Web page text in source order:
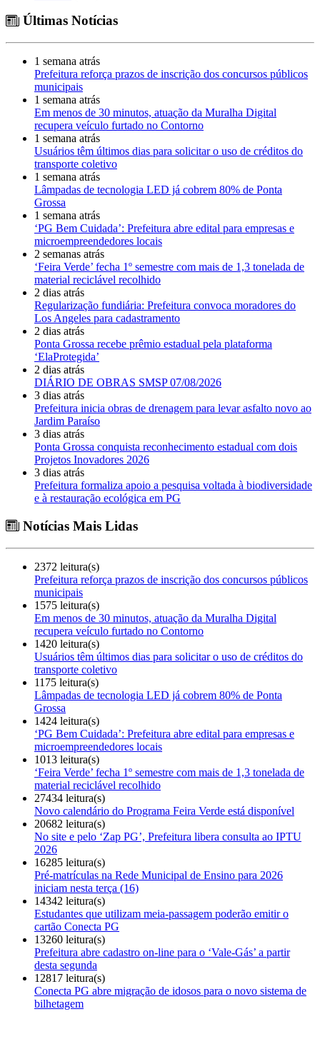
Últimas Notícias
1 semana atrás
Prefeitura reforça prazos de inscrição dos concursos públicos
municipais
1 semana atrás
Em menos de 30 minutos, atuação da Muralha Digital
recupera veículo furtado no Contorno
1 semana atrás
Usuários têm últimos dias para solicitar o uso de créditos do
transporte coletivo
1 semana atrás
Lâmpadas de tecnologia LED já cobrem 80% de Ponta
Grossa
1 semana atrás
‘PG Bem Cuidada’: Prefeitura abre edital para empresas e
microempreendedores locais
2 semanas atrás
‘Feira Verde’ fecha 1º semestre com mais de 1,3 tonelada de
material reciclável recolhido
2 dias atrás
Regularização fundiária: Prefeitura convoca moradores do
Los Angeles para cadastramento
2 dias atrás
Ponta Grossa recebe prêmio estadual pela plataforma
‘ElaProtegida’
2 dias atrás
DIÁRIO DE OBRAS SMSP 07/08/2026
3 dias atrás
Prefeitura inicia obras de drenagem para levar asfalto novo ao
Jardim Paraíso
3 dias atrás
Ponta Grossa conquista reconhecimento estadual com dois
Projetos Inovadores 2026
3 dias atrás
Prefeitura formaliza apoio a pesquisa voltada à biodiversidade
e à restauração ecológica em PG
Notícias Mais Lidas
2372 leitura(s)
Prefeitura reforça prazos de inscrição dos concursos públicos
municipais
1575 leitura(s)
Em menos de 30 minutos, atuação da Muralha Digital
recupera veículo furtado no Contorno
1420 leitura(s)
Usuários têm últimos dias para solicitar o uso de créditos do
transporte coletivo
1175 leitura(s)
Lâmpadas de tecnologia LED já cobrem 80% de Ponta
Grossa
1424 leitura(s)
‘PG Bem Cuidada’: Prefeitura abre edital para empresas e
microempreendedores locais
1013 leitura(s)
‘Feira Verde’ fecha 1º semestre com mais de 1,3 tonelada de
material reciclável recolhido
27434 leitura(s)
Novo calendário do Programa Feira Verde está disponível
20682 leitura(s)
No site e pelo ‘Zap PG’, Prefeitura libera consulta ao IPTU
2026
16285 leitura(s)
Pré-matrículas na Rede Municipal de Ensino para 2026
iniciam nesta terça (16)
14342 leitura(s)
Estudantes que utilizam meia-passagem poderão emitir o
cartão Conecta PG
13260 leitura(s)
Prefeitura abre cadastro on-line para o ‘Vale-Gás’ a partir
desta segunda
12817 leitura(s)
Conecta PG abre migração de idosos para o novo sistema de
bilhetagem